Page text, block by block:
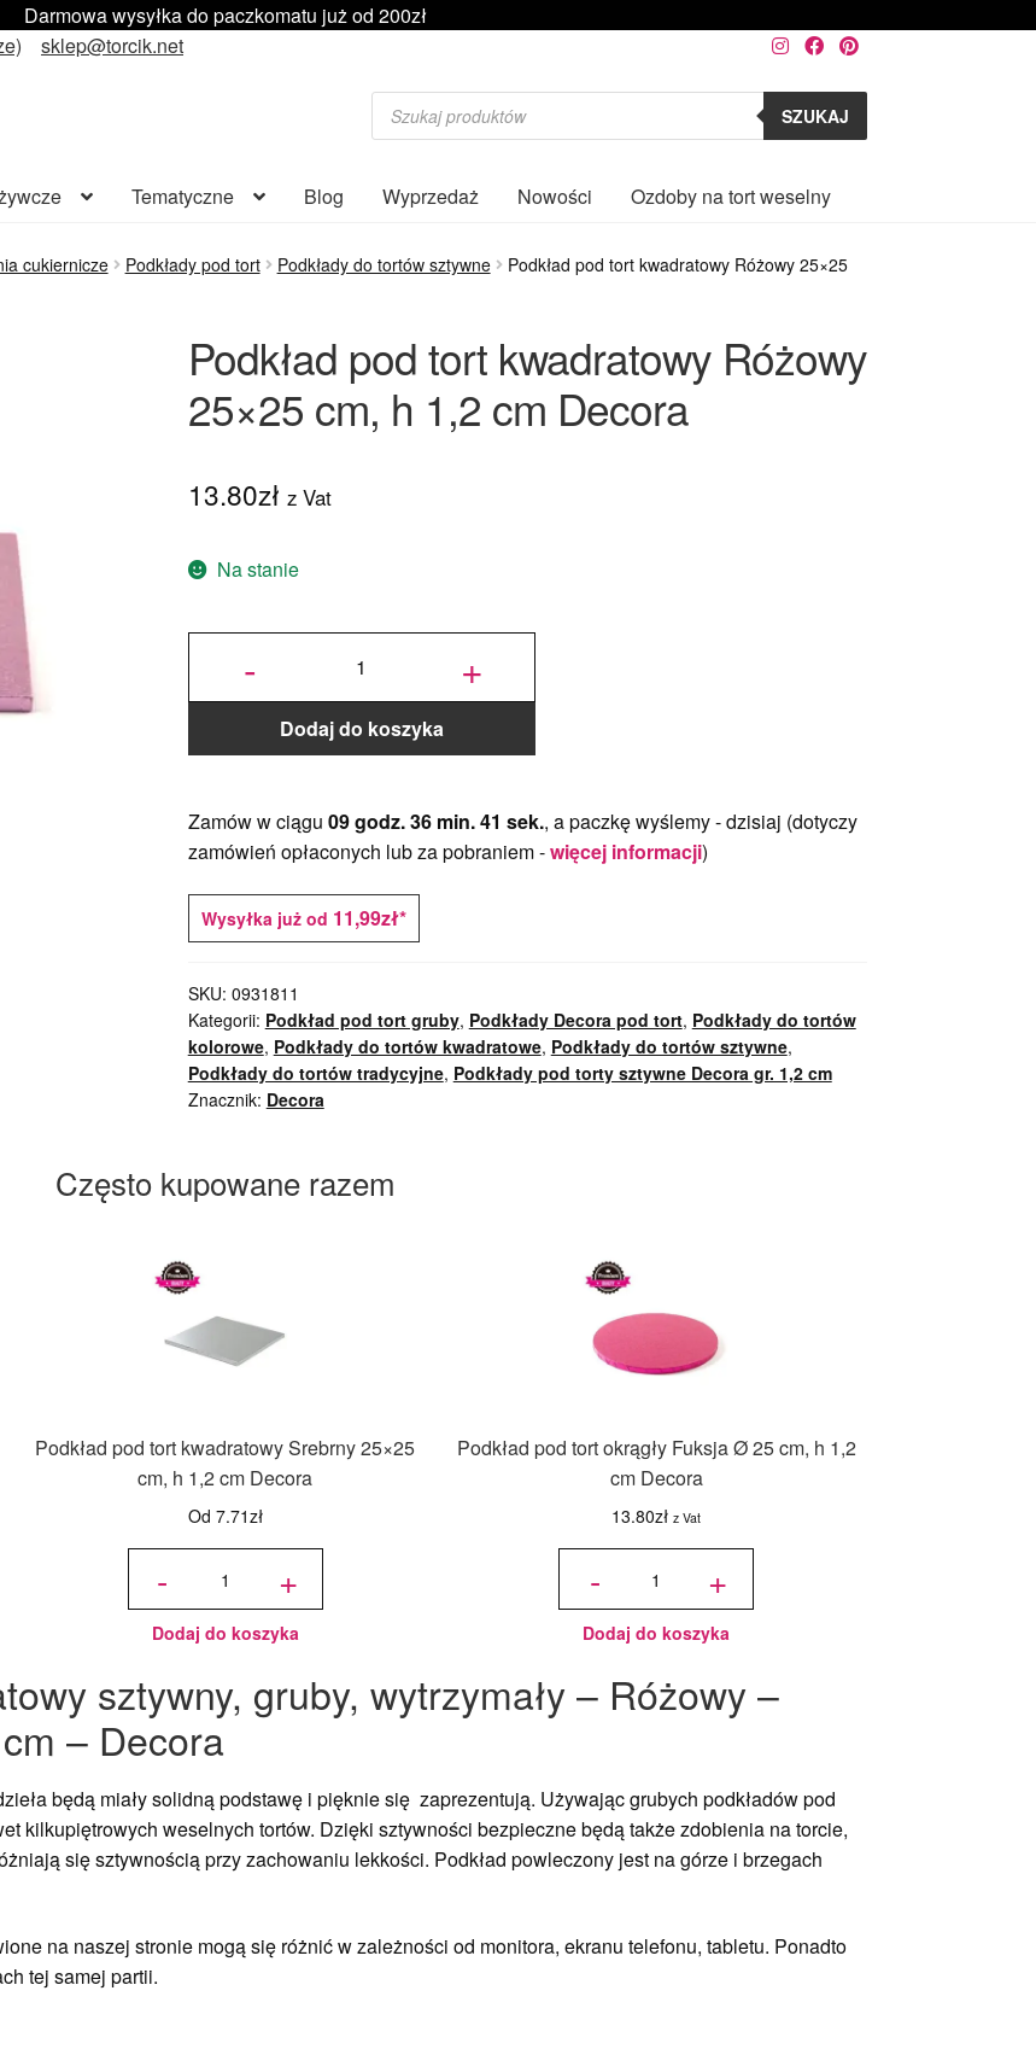
Darmowa wysyłka do paczkomatu już od 200zł
sklep@torcik.net
Wyszukiwarka
produktów SZUKAJ
Tematyczne Blog Wyprzedaż Nowości Ozdoby na tort weselny
cukiernicze Podkłady pod tort Podkłady do tortów sztywne
Podkład pod tort kwadratowy Różowy 25×25
Podkład pod tort kwadratowy Różowy
25×25 cm, h 1,2 cm Decora
13.80zł z Vat
Na stanie
-
ilość
kwadratowy
Różowy
25x25 cm,
h 1,2 cm
Decora
+
Dodaj do koszyka
Zamów w ciągu 09 godz. 36 min. 40 sek., a paczkę wyślemy -dzisiaj (dotyczy
zamówień opłaconych lub za pobraniem -więcej informacji)
Wysyłka już od 11,99zł*
SKU: 0931811
Kategorii: Podkład pod tort gruby, Podkłady Decora pod tort, Podkłady do tortów
kolorowe, Podkłady do tortów kwadratowe, Podkłady do tortów sztywne,
Podkłady do tortów tradycyjne, Podkłady pod torty sztywne Decora gr. 1,2 cm
Znacznik: Decora
Często kupowane razem
Podkład pod tort kwadratowy Srebrny 25×25
cm, h 1,2 cm Decora
Od 7.71zł
-
ilość
kwadratowy
Srebrny
h 1,2 cm
Decora
+
Dodaj do koszyka
Podkład pod tort okrągły Fuksja Ø 25 cm, h 1,2
cm Decora
13.80zł z Vat
-
ilość
okrągły
Fuksja
cm, h
1,2 cm
+
Dodaj do koszyka
sztywny, gruby, wytrzymały – Różowy –
– Decora
będą miały solidną podstawę i pięknie się zaprezentują. Używając grubych podkładów pod
kilkupiętrowych weselnych tortów. Dzięki sztywności bezpieczne będą także zdobienia na torcie,
się sztywnością przy zachowaniu lekkości. Podkład powleczony jest na górze i brzegach
na naszej stronie mogą się różnić w zależności od monitora, ekranu telefonu, tabletu. Ponadto
tej samej partii.